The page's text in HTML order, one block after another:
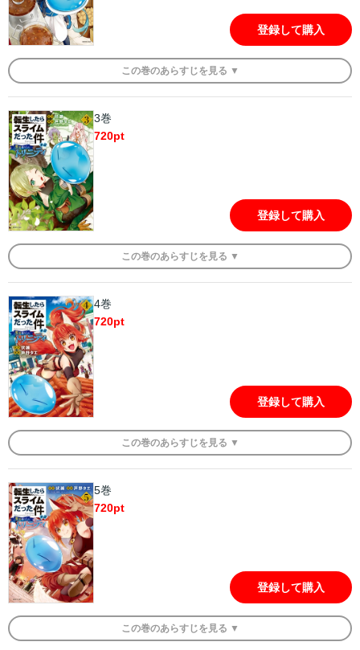
登録して購入
この巻のあらすじを 見る ▼
3巻
720pt
登録して購入
この巻のあらすじを 見る ▼
4巻
720pt
登録して購入
この巻のあらすじを 見る ▼
5巻
720pt
登録して購入
この巻のあらすじを 見る ▼